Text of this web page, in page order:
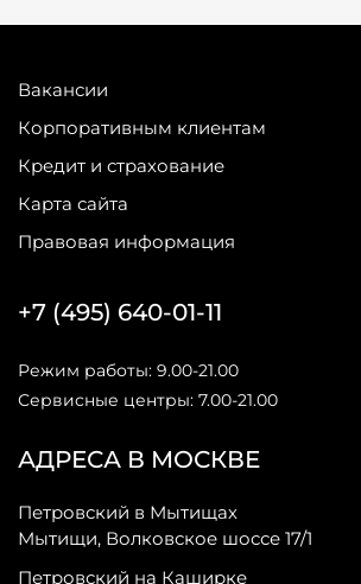
Вакансии
Корпоративным клиентам
Кредит и страхование
Карта сайта
Правовая информация
АДРЕСА В МОСКВЕ
Петровский в Мытищах
Мытищи, Волковское шоссе 17/1
Петровский на Каширке
+7 (495) 640-01-11
Режим работы: 9.00-21.00
Сервисные центры: 7.00-21.00